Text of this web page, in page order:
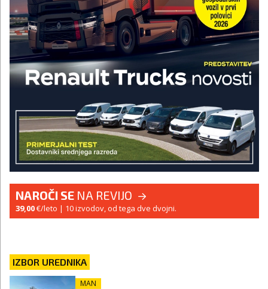
NAROČI SE NA REVIJO
39,00€/leto | 10 izvodov, od tega dve dvojni.
IZBOR UREDNIKA
MAN